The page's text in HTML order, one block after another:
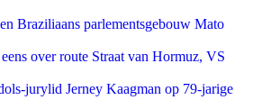
Braziliaans parlementsgebouw Mato
over route Straat van Hormuz, VS
jurylid Jerney Kaagman op 79-jarige